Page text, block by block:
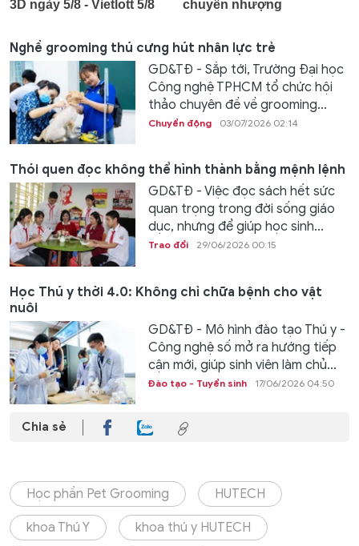
Nghề grooming thú cưng hút nhân lực trẻ
GD&TĐ - Sắp tới, Trường Đại học
Công nghệ TPHCM tổ chức hội
thảo chuyên đề về grooming...
Chuyển động 03/07/2026 02:14
Thói quen đọc không thể hình thành bằng mệnh lệnh
GD&TĐ - Việc đọc sách hết sức
quan trọng trong đời sống giáo
dục, nhưng để giúp học sinh...
Trao đổi 29/06/2026 00:15
Học Thú y thời 4.0: Không chỉ chữa bệnh cho vật
nuôi
GD&TĐ - Mô hình đào tạo Thú y -
Công nghệ số mở ra hướng tiếp
cận mới, giúp sinh viên làm chủ...
Đào tạo - Tuyển sinh 17/06/2026 04:50
Chia sẻ
Học phần Pet Grooming HUTECH
khoa Thú Y khoa thú y HUTECH